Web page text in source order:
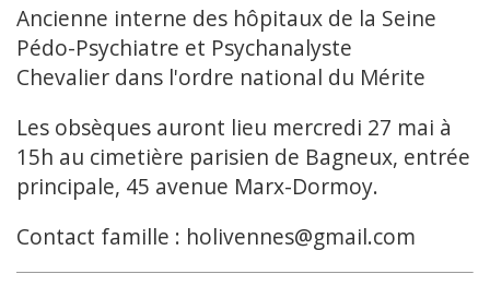
Ancienne interne des hôpitaux de la Seine
Pédo-Psychiatre et Psychanalyste
Chevalier dans l'ordre national du Mérite
Les obsèques auront lieu mercredi 27 mai à
15h au cimetière parisien de Bagneux, entrée
principale, 45 avenue Marx-Dormoy.
Contact famille : holivennes@gmail.com